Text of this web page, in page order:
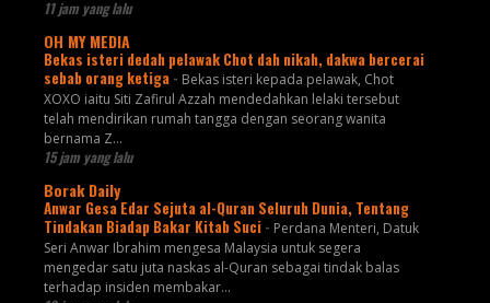
11 jam yang lalu
OH MY MEDIA
Bekas isteri dedah pelawak Chot dah nikah, dakwa bercerai
sebab orang ketiga - Bekas isteri kepada pelawak, Chot
XOXO iaitu Siti Zafirul Azzah mendedahkan lelaki tersebut
telah mendirikan rumah tangga dengan seorang wanita
bernama Z...
15 jam yang lalu
Borak Daily
Anwar Gesa Edar Sejuta al-Quran Seluruh Dunia, Tentang
Tindakan Biadap Bakar Kitab Suci - Perdana Menteri, Datuk
Seri Anwar Ibrahim mengesa Malaysia untuk segera
mengedar satu juta naskas al-Quran sebagai tindak balas
terhadap insiden membakar...